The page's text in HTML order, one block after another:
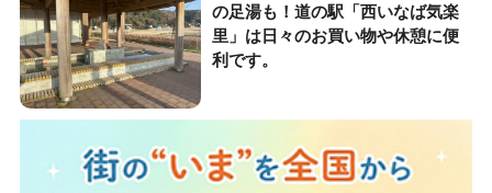
の足湯も！道の駅「西いなば気楽
里」は日々のお買い物や休憩に便
利です。